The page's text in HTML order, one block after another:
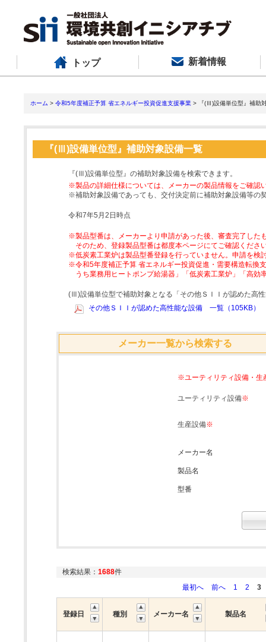
トップ 新着情報
ホーム > 令和5年度補正予算 省エネルギー投資促進支援事業 > 『(Ⅲ)設備単位型』補助
『(Ⅲ)設備単位型』補助対象設備一覧
『(Ⅲ)設備単位型』の補助対象設備を検索できます。
※製品の詳細仕様については、メーカーの製品情報をご確認
※補助対象設備であっても、交付決定前に補助対象設備等の
令和7年5月2日時点
※製品型番は、メーカーより申請があった後、審査完了した
そのため、登録製品型番は都度本ページにてご確認くださ
※低炭素工業炉は製品型番登録を行っていません。申請を検
※令和5年度補正予算 省エネルギー投資促進・需要構造転換
うち業務用ヒートポンプ給湯器」「低炭素工業炉」「高
(Ⅲ)設備単位型で補助対象となる「その他ＳＩＩが認めた高
その他ＳＩＩが認めた高性能な設備 一覧（105KB）
メーカー一覧から検索する
※ユーティリティ設備・生
ユーティリティ設備※
生産設備※
メーカー名
製品名
型番
検索結果： 1688件
最初へ
前へ 1 2 3
登録日 種別 メーカー名 製品名